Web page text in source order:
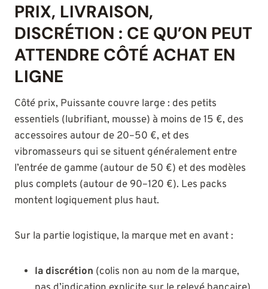
PRIX, LIVRAISON,
DISCRÉTION : CE QU’ON PEUT
ATTENDRE CÔTÉ ACHAT EN
LIGNE
Côté prix, Puissante couvre large : des petits
essentiels (lubrifiant, mousse) à moins de 15 €, des
accessoires autour de 20–50 €, et des
vibromasseurs qui se situent généralement entre
l’entrée de gamme (autour de 50 €) et des modèles
plus complets (autour de 90–120 €). Les packs
montent logiquement plus haut.
Sur la partie logistique, la marque met en avant :
la discrétion (colis non au nom de la marque,